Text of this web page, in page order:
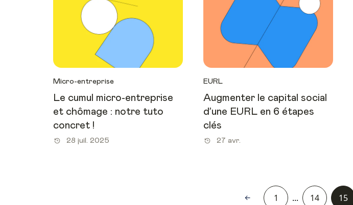
Micro-entreprise
Le cumul micro-entreprise
et chômage : notre tuto
concret !
28 juil. 2025
EURL
Augmenter le capital social
d’une EURL en 6 étapes
clés
27 avr.
1 ... 14 15